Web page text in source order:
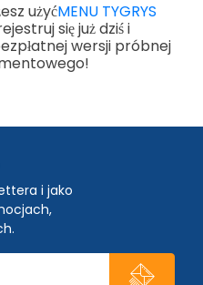
użyćMENU TYGRYS
się już dziś i
wersji próbnej
i jako